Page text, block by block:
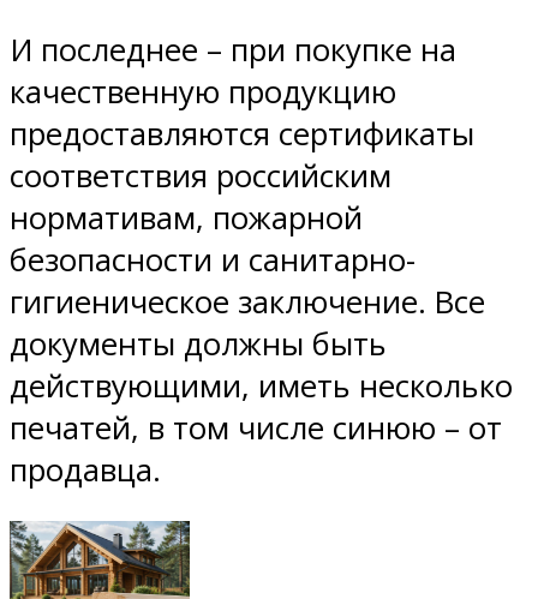
И последнее – при покупке на
качественную продукцию
предоставляются сертификаты
соответствия российским
нормативам, пожарной
безопасности и санитарно-
гигиеническое заключение. Все
документы должны быть
действующими, иметь несколько
печатей, в том числе синюю – от
продавца.